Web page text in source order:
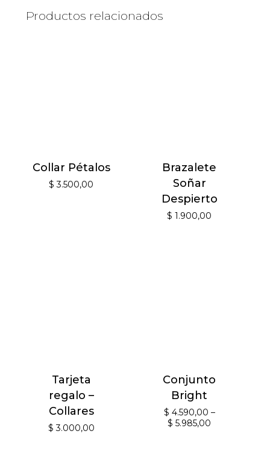
Productos relacionados
Collar Pétalos
$ 3.500,00
Brazalete
Soñar
Despierto
$ 1.900,00
Tarjeta
regalo –
Collares
$ 3.000,00
Conjunto
Bright
$ 4.590,00 –
$ 5.985,00